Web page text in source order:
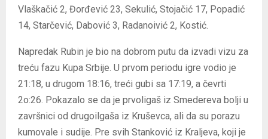
Vlaškačić 2, Đorđević 23, Sekulić, Stojačić 17, Popadić
14, Starčević, Dabović 3, Radanoivić 2, Kostić.
Napredak Rubin je bio na dobrom putu da izvadi vizu za
treću fazu Kupa Srbije. U prvom periodu igre vodio je
21:18, u drugom 18:16, treći gubi sa 17:19, a čevrti
2o:26. Pokazalo se da je prvoligaš iz Smedereva bolji u
završnici od drugoilgaša iz Kruševca, ali da su porazu
kumovale i sudije. Pre svih Stanković iz Kraljeva, koji je